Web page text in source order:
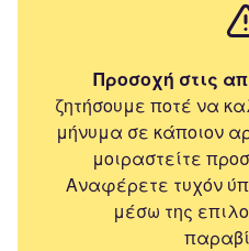
Προσοχή στις
ζητήσουμε ποτέ να
μήνυμα σε κάποιον
μοιραστείτε
Αναφέρετε τυχόν
μέσω της